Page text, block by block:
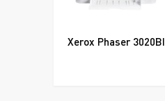
Xerox Phaser 3020BI